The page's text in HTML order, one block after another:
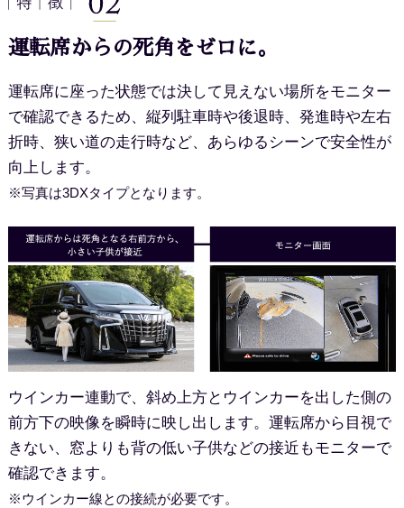
運転席からの死角をゼロに。
運転席に座った状態では決して見えない場所をモニター
で確認できるため、縦列駐車時や後退時、発進時や左右
折時、 狭い道の走行時など、あらゆるシーンで安全性が
向上します。
※写真は3DXタイプとなります。
ウインカー連動で、斜め上方とウインカーを出した側の
前方下の映像を瞬時に映し出します。運転席から目視で
きない、窓よりも背の低い子供などの接近もモニターで
確認できます。
※ウインカー線との接続が必要です。